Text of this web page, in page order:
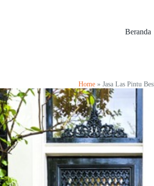
Beranda
Home» Jasa Las Pintu